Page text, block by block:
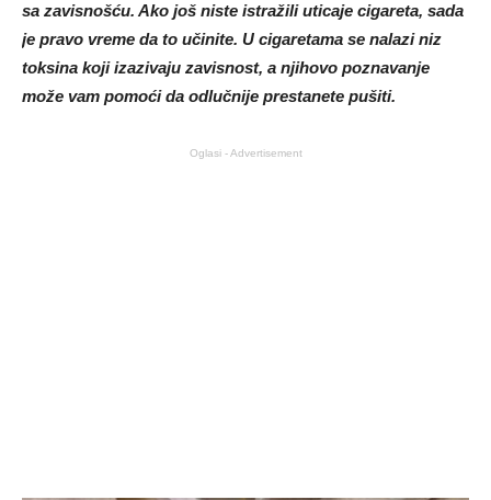
sa zavisnošću. Ako još niste istražili uticaje cigareta, sada
je pravo vreme da to učinite. U cigaretama se nalazi niz
toksina koji izazivaju zavisnost, a njihovo poznavanje
može vam pomoći da odlučnije prestanete pušiti.
Oglasi - Advertisement